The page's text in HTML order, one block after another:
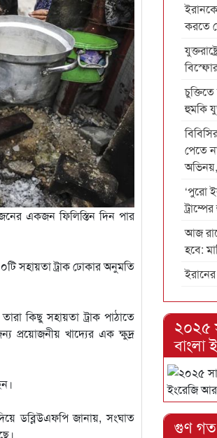
একজন ফিলিস্তিন দিন পার
সহায়তা ট্রাক ঢোকার অনুমতি
কিছু সহায়তা ট্রাক পাঠাতে
প্রয়োজনীয় খাদ্যের এক ক্ষুদ্র
ডব্লিউএফপি জানায়, সংঘাত
করতে
হুমকি
পেতে
‘পুরো
আজ
হবে:
২০২৫
বাংলা
গুণ গত